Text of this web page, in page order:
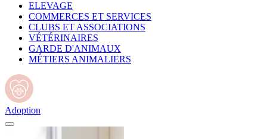
ELEVAGE
COMMERCES ET SERVICES
CLUBS ET ASSOCIATIONS
VÉTÉRINAIRES
GARDE D'ANIMAUX
MÉTIERS ANIMALIERS
Adoption